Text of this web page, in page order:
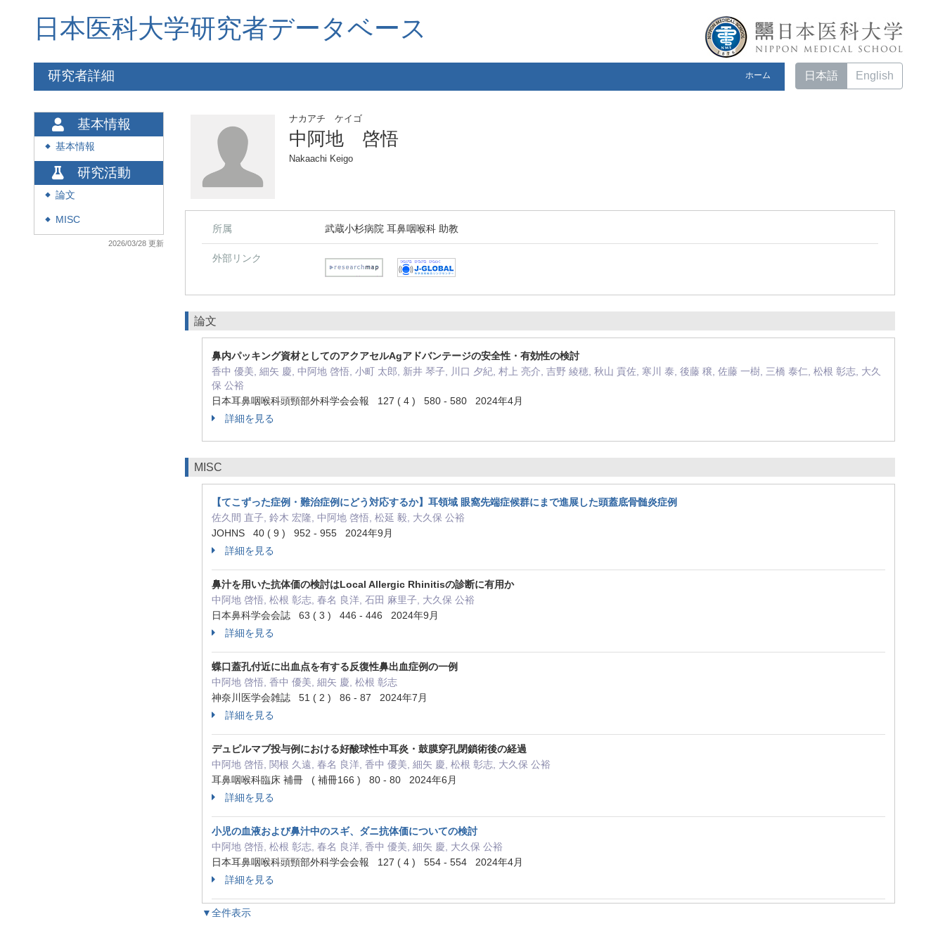
日本医科大学研究者データベース
研究者詳細 ホーム 日本語 English
基本情報
◆ 基本情報
研究活動
◆ 論文
◆ MISC
2026/03/28 更新
ナカアチ ケイゴ
中阿地 啓悟
Nakaachi Keigo
所属 武蔵小杉病院 耳鼻咽喉科 助教
外部リンク
論文
鼻内パッキング資材としてのアクアセルAgアドバンテージの安全性・有効性の検討
香中 優美, 細矢 慶, 中阿地 啓悟, 小町 太郎, 新井 琴子, 川口 夕紀, 村上 亮介, 吉野 綾穂, 秋山 貢佐, 寒川 泰, 後藤 穣, 佐藤 一樹, 三橋 泰仁, 松根 彰志, 大久
保 公裕
日本耳鼻咽喉科頭頸部外科学会会報 127 ( 4 ) 580 - 580 2024年4月
詳細を見る
MISC
【てこずった症例・難治症例にどう対応するか】耳領域 眼窩先端症候群にまで進展した頭蓋底骨髄炎症例
佐久間 直子, 鈴木 宏隆, 中阿地 啓悟, 松延 毅, 大久保 公裕
JOHNS 40 ( 9 ) 952 - 955 2024年9月
詳細を見る
鼻汁を用いた抗体価の検討はLocal Allergic Rhinitisの診断に有用か
中阿地 啓悟, 松根 彰志, 春名 良洋, 石田 麻里子, 大久保 公裕
日本鼻科学会会誌 63 ( 3 ) 446 - 446 2024年9月
詳細を見る
蝶口蓋孔付近に出血点を有する反復性鼻出血症例の一例
中阿地 啓悟, 香中 優美, 細矢 慶, 松根 彰志
神奈川医学会雑誌 51 ( 2 ) 86 - 87 2024年7月
詳細を見る
デュピルマブ投与例における好酸球性中耳炎・鼓膜穿孔閉鎖術後の経過
中阿地 啓悟, 関根 久遠, 春名 良洋, 香中 優美, 細矢 慶, 松根 彰志, 大久保 公裕
耳鼻咽喉科臨床 補冊 ( 補冊166 ) 80 - 80 2024年6月
詳細を見る
小児の血液および鼻汁中のスギ、ダニ抗体価についての検討
中阿地 啓悟, 松根 彰志, 春名 良洋, 香中 優美, 細矢 慶, 大久保 公裕
日本耳鼻咽喉科頭頸部外科学会会報 127 ( 4 ) 554 - 554 2024年4月
詳細を見る
▼全件表示